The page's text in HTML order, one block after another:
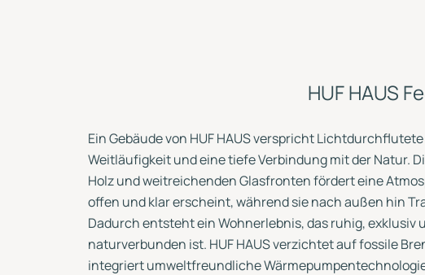
HUF HAUS
Ein Gebäude von HUF HAUS verspricht
Weitläufigkeit und eine tiefe Verbindung mit der Natur.
Holz und weitreichenden Glasfronten fördert eine
offen und klar erscheint, während sie nach außen hin
Dadurch entsteht ein Wohnerlebnis, das ruhig, exklusiv
naturverbunden ist. HUF HAUS verzichtet auf fossile
integriert umweltfreundliche